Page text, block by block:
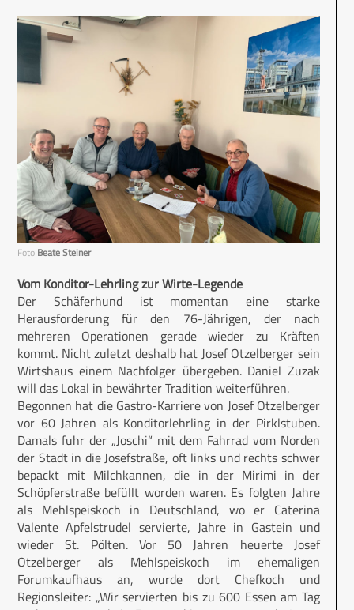
Foto Beate Steiner
Vom Konditor-Lehrling zur Wirte-Legende
Der Schäferhund ist momentan eine starke
Herausforderung für den 76-Jährigen, der nach
mehreren Operationen gerade wieder zu Kräften
kommt. Nicht zuletzt deshalb hat Josef Otzelberger sein
Wirtshaus einem Nachfolger übergeben. Daniel Zuzak
will das Lokal in bewährter Tradition weiterführen.
Begonnen hat die Gastro-Karriere von Josef Otzelberger
vor 60 Jahren als Konditorlehrling in der Pirklstuben.
Damals fuhr der „Joschi“ mit dem Fahrrad vom Norden
der Stadt in die Josefstraße, oft links und rechts schwer
bepackt mit Milchkannen, die in der Mirimi in der
Schöpferstraße befüllt worden waren. Es folgten Jahre
als Mehlspeiskoch in Deutschland, wo er Caterina
Valente Apfelstrudel servierte, Jahre in Gastein und
wieder St. Pölten. Vor 50 Jahren heuerte Josef
Otzelberger als Mehlspeiskoch im ehemaligen
Forumkaufhaus an, wurde dort Chefkoch und
Regionsleiter: „Wir servierten bis zu 600 Essen am Tag